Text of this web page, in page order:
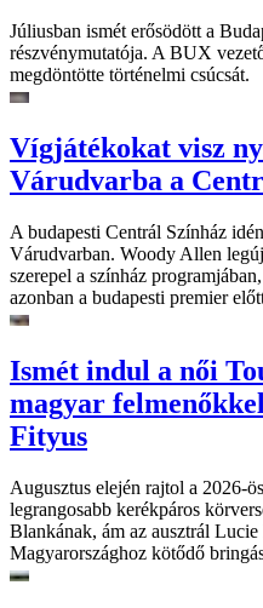
Júliusban ismét erősödött a
részvénymutatója. A BUX
megdöntötte történelmi csúcsát.
Vígjátékokat visz
Várudvarba a
A budapesti Centrál Színház
Várudvarban. Woody Allen
szerepel a színház
azonban a budapesti premier
Ismét indul a női
magyar
Fityus
Augusztus elején rajtol a 2026-
legrangosabb kerékpáros
Blankának, ám az ausztrál
Magyarországhoz kötődő